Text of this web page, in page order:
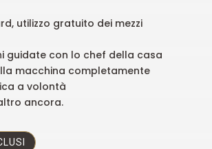
utilizzo gratuito dei mezzi
guidate con lo chef della casa
macchina completamente
a volontà
ancora.